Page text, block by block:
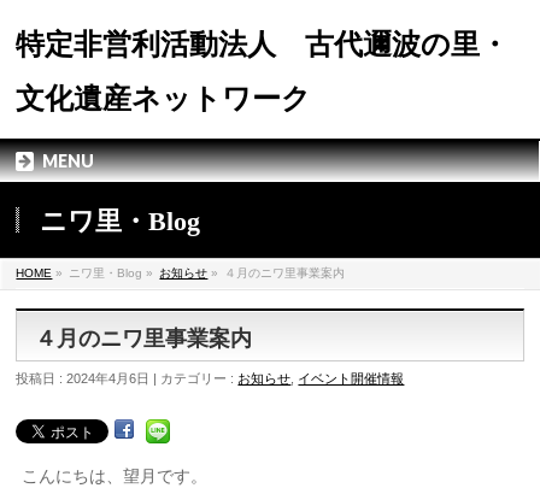
特定非営利活動法人 古代邇波の里・
文化遺産ネットワーク
MENU
ニワ里・Blog
HOME » ニワ里・Blog » お知らせ » ４月のニワ里事業案内
４月のニワ里事業案内
投稿日 : 2024年4月6日 | カテゴリー : お知らせ イベント開催情報
こんにちは、望月です。